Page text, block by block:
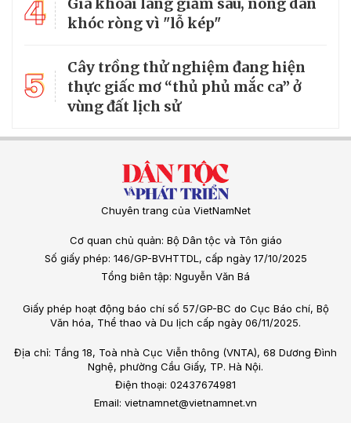
4
khóc ròng vì "lỗ kép"
5
Cây trồng thử nghiệm đang hiện
thực giấc mơ “thủ phủ mắc ca” ở
vùng đất lịch sử
Chuyên trang của VietNamNet
Cơ quan chủ quản: Bộ Dân tộc và Tôn giáo
Số giấy phép: 146/GP-BVHTTDL, cấp ngày 17/10/2025
Tổng biên tập: Nguyễn Văn Bá
Giấy phép hoạt động báo chí số 57/GP-BC do Cục Báo chí, Bộ
Văn hóa, Thể thao và Du lịch cấp ngày 06/11/2025.
Địa chỉ: Tầng 18, Toà nhà Cục Viễn thông (VNTA), 68 Dương Đình
Nghệ, phường Cầu Giấy, TP. Hà Nội.
Điện thoại: 02437674981
Email: vietnamnet@vietnamnet.vn